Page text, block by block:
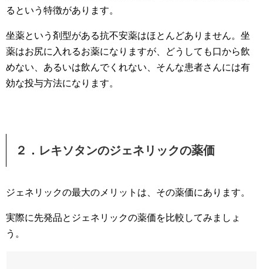
るという特徴があります。
坐薬という剤型がある抗不安薬はほとんどありません。坐
薬はお尻に入れるお薬になりますが、どうしても口から飲
めない、あるいは飲んでくれない、そんな患者さんには有
効な投与方法になります。
２．レキソタンのジェネリックの薬価
ジェネリックの最大のメリットは、その薬価にあります。
実際に先発品とジェネリックの薬価を比較してみましょ
う。